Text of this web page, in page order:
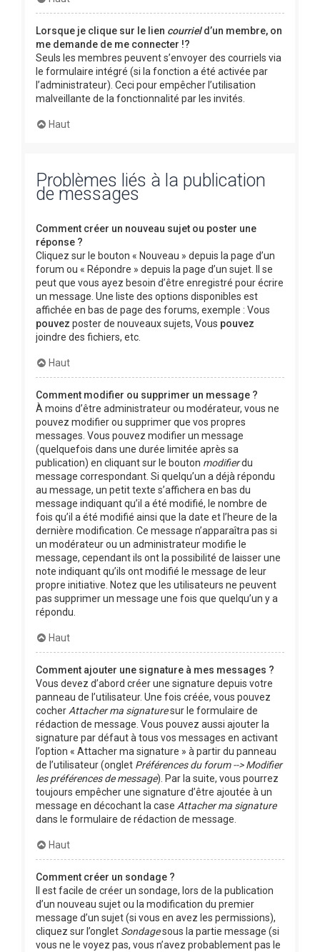
Lorsque je clique sur le lien courrield’un membre, on
me demande de me connecter !?
Seuls les membres peuvent s’envoyer des courriels via
le formulaire intégré (si la fonction a été activée par
l’administrateur). Ceci pour empêcher l’utilisation
malveillante de la fonctionnalité par les invités.
Haut
Problèmes liés à la publication
de messages
Comment créer un nouveau sujet ou poster une
réponse ?
Cliquez sur le bouton « Nouveau » depuis la page d’un
forum ou « Répondre » depuis la page d’un sujet. Il se
peut que vous ayez besoin d’être enregistré pour écrire
un message. Une liste des options disponibles est
affichée en bas de page des forums, exemple : Vous
pouvez poster de nouveaux sujets, Vous pouvez
joindre des fichiers, etc.
Haut
Comment modifier ou supprimer un message ?
À moins d’être administrateur ou modérateur, vous ne
pouvez modifier ou supprimer que vos propres
messages. Vous pouvez modifier un message
(quelquefois dans une durée limitée après sa
publication) en cliquant sur le bouton modifierdu
message correspondant. Si quelqu’un a déjà répondu
au message, un petit texte s’affichera en bas du
message indiquant qu’il a été modifié, le nombre de
fois qu’il a été modifié ainsi que la date et l’heure de la
dernière modification. Ce message n’apparaîtra pas si
un modérateur ou un administrateur modifie le
message, cependant ils ont la possibilité de laisser une
note indiquant qu’ils ont modifié le message de leur
propre initiative. Notez que les utilisateurs ne peuvent
pas supprimer un message une fois que quelqu’un y a
répondu.
Haut
Comment ajouter une signature à mes messages ?
Vous devez d’abord créer une signature depuis votre
panneau de l’utilisateur. Une fois créée, vous pouvez
cocher Attacher ma signaturesur le formulaire de
rédaction de message. Vous pouvez aussi ajouter la
signature par défaut à tous vos messages en activant
l’option « Attacher ma signature » à partir du panneau
de l’utilisateur (onglet Préférences du forum --> Modifier
les préférences de message). Par la suite, vous pourrez
toujours empêcher une signature d’être ajoutée à un
message en décochant la case Attacher ma signature
dans le formulaire de rédaction de message.
Haut
Comment créer un sondage ?
Il est facile de créer un sondage, lors de la publication
d’un nouveau sujet ou la modification du premier
message d’un sujet (si vous en avez les permissions),
cliquez sur l’onglet Sondagesous la partie message (si
vous ne le voyez pas, vous n’avez probablement pas le